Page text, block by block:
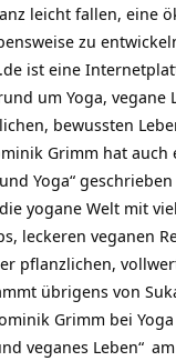
leicht fallen, eine
zu
ist eine
um Yoga, vegane
bewussten
Grimm hat auch
Yoga“
yogane Welt mit
leckeren veganen
pflanzlichen,
übrigens von
Grimm bei
veganes Leben“